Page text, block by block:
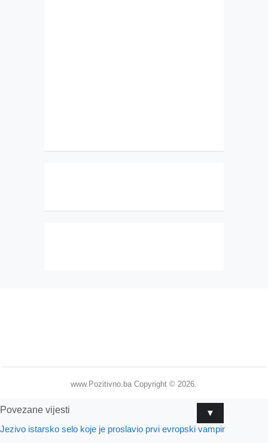
www.Pozitivno.ba Copyright © 2026.
▼
Povezane vijesti
Jezivo istarsko selo koje je proslavio prvi evropski vampir